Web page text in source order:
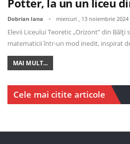
Potter, la un un liceu
Dobrian Iana miercuri , 13 noiembrie 2024
Elevii Liceului Teoretic „Orizont” din Bălți
matematicii într-un mod inedit, inspirat
MAI MULT...
Cele mai citite articole